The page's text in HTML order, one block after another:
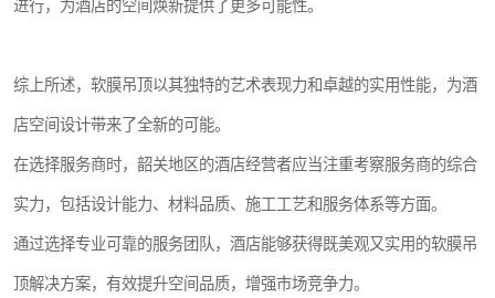
进行，为酒店的空间焕新提供了更多可能性。
综上所述，软膜吊顶以其独特的艺术表现力和卓越的实用性能，为酒
店空间设计带来了全新的可能。
在选择服务商时，韶关地区的酒店经营者应当注重考察服务商的综合
实力，包括设计能力、材料品质、施工工艺和服务体系等方面。
通过选择专业可靠的服务团队，酒店能够获得既美观又实用的软膜吊
顶解决方案，有效提升空间品质，增强市场竞争力。